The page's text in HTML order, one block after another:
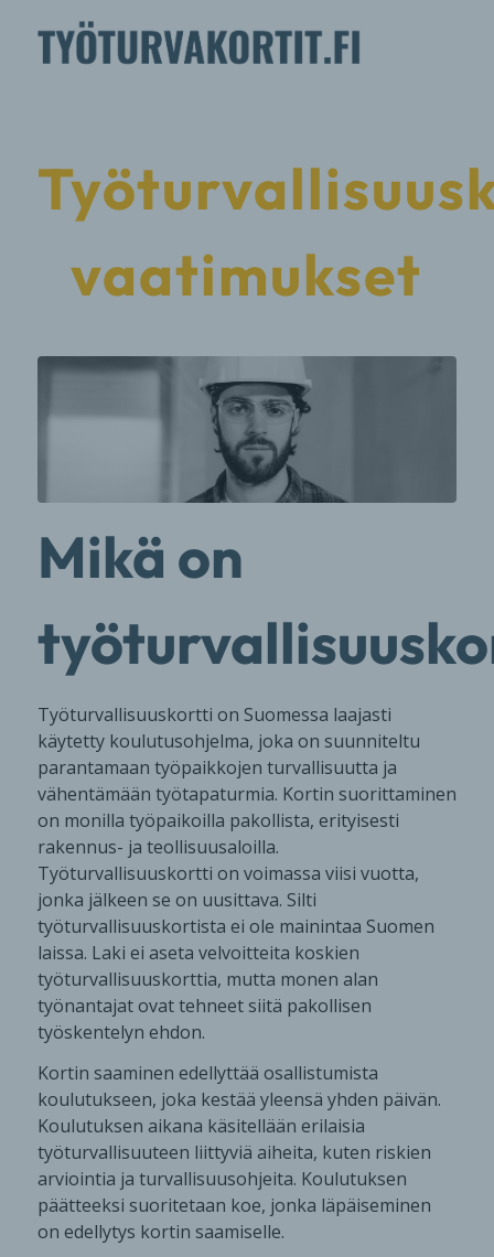
vaatimukset
Mikä on
Työturvallisuuskortti on Suomessa laajasti
käytetty koulutusohjelma, joka on suunniteltu
parantamaan työpaikkojen turvallisuutta ja
vähentämään työtapaturmia. Kortin suorittaminen
on monilla työpaikoilla pakollista, erityisesti
rakennus- ja teollisuusaloilla.
Työturvallisuuskortti on voimassa viisi vuotta,
jonka jälkeen se on uusittava. Silti
työturvallisuuskortista ei ole mainintaa Suomen
laissa. Laki ei aseta velvoitteita koskien
työturvallisuuskorttia, mutta monen alan
työnantajat ovat tehneet siitä pakollisen
työskentelyn ehdon.
Kortin saaminen edellyttää osallistumista
koulutukseen, joka kestää yleensä yhden päivän.
Koulutuksen aikana käsitellään erilaisia
työturvallisuuteen liittyviä aiheita, kuten riskien
arviointia ja turvallisuusohjeita. Koulutuksen
päätteeksi suoritetaan koe, jonka läpäiseminen
on edellytys kortin saamiselle.